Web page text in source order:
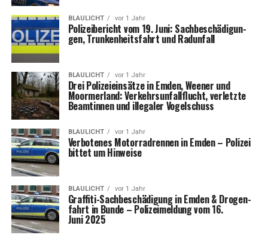
BLAULICHT vor 1 Jahr
Poli­zei­be­richt vom 19. Juni: Sach­be­schä­di­gun­
gen, Trun­ken­heits­fahrt und Radunfall
BLAULICHT vor 1 Jahr
Drei Poli­zei­ein­sät­ze in Emden, Wee­ner und
Moorm­er­land: Ver­kehrs­un­fall­flucht, ver­letz­te
Beam­tin­nen und ille­ga­ler Vogelschuss
BLAULICHT vor 1 Jahr
Ver­bo­te­nes Motor­rad­ren­nen in Emden – Poli­zei
bit­tet um Hinweise
BLAULICHT vor 1 Jahr
Graf­fi­ti-Sach­be­schä­di­gung in Emden & Dro­gen­
fahrt in Bun­de – Poli­zei­mel­dung vom 16.
Juni 2025